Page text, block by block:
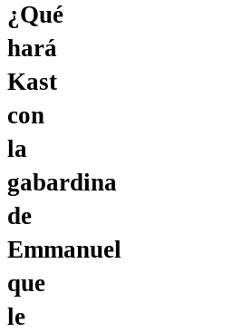
¿Qué
hará
Kast
con
la
gabardina
de
Emmanuel
que
le